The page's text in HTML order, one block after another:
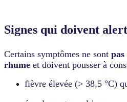
Signes qui doivent
Certains symptômes ne sont
rhume et doivent pousser à
fièvre élevée (> 38,5 °C)